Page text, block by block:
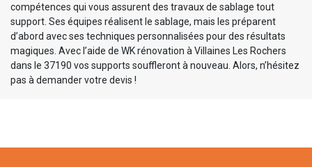
compétences qui vous assurent des travaux de sablage tout
support. Ses équipes réalisent le sablage, mais les préparent
d’abord avec ses techniques personnalisées pour des résultats
magiques. Avec l’aide de WK rénovation à Villaines Les Rochers
dans le 37190 vos supports souffleront à nouveau. Alors, n’hésitez
pas à demander votre devis !